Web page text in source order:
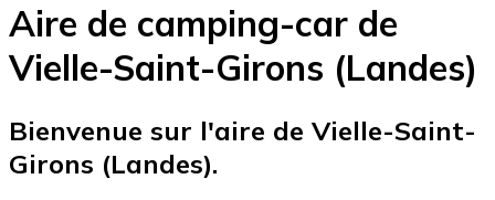
Aire de camping-car de
Vielle-Saint-Girons (Landes)
Bienvenue sur l'aire de Vielle-Saint-
Girons (Landes).